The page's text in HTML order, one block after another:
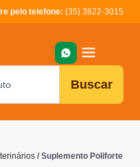
pelo telefone: (35) 3822-3015
Buscar
/ Suplemento Poliforte